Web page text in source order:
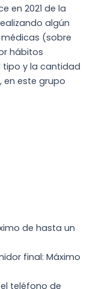
en 2021 de la
algún
(sobre
hábitos
tipo y la cantidad
en este grupo
de hasta un
final: Máximo
teléfono de